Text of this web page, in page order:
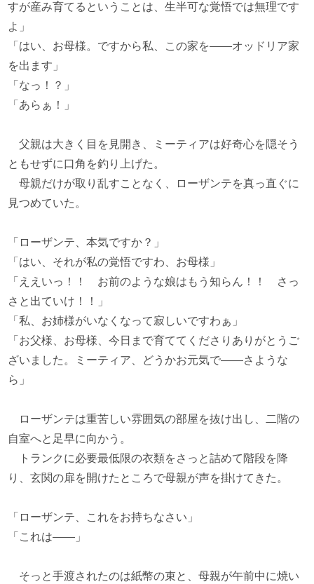
すが産み育てるということは、生半可な覚悟では無理です
よ」
「はい、お母様。ですから私、この家を――オッドリア家
を出ます」
「なっ！？」
「あらぁ！」
父親は大きく目を見開き、ミーティアは好奇心を隠そう
ともせずに口角を釣り上げた。
母親だけが取り乱すことなく、ローザンテを真っ直ぐに
見つめていた。
「ローザンテ、本気ですか？」
「はい、それが私の覚悟ですわ、お母様」
「ええいっ！！ お前のような娘はもう知らん！！ さっ
さと出ていけ！！」
「私、お姉様がいなくなって寂しいですわぁ」
「お父様、お母様、今日まで育ててくださりありがとうご
ざいました。ミーティア、どうかお元気で――さような
ら」
ローザンテは重苦しい雰囲気の部屋を抜け出し、二階の
自室へと足早に向かう。
トランクに必要最低限の衣類をさっと詰めて階段を降
り、玄関の扉を開けたところで母親が声を掛けてきた。
「ローザンテ、これをお持ちなさい」
「これは――」
そっと手渡されたのは紙幣の束と、母親が午前中に焼い